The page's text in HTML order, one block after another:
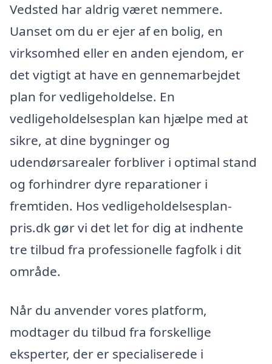
Vedsted har aldrig været nemmere.
Uanset om du er ejer af en bolig, en
virksomhed eller en anden ejendom, er
det vigtigt at have en gennemarbejdet
plan for vedligeholdelse. En
vedligeholdelsesplan kan hjælpe med at
sikre, at dine bygninger og
udendørsarealer forbliver i optimal stand
og forhindrer dyre reparationer i
fremtiden. Hos vedligeholdelsesplan-
pris.dk gør vi det let for dig at indhente
tre tilbud fra professionelle fagfolk i dit
område.
Når du anvender vores platform,
modtager du tilbud fra forskellige
eksperter, der er specialiserede i